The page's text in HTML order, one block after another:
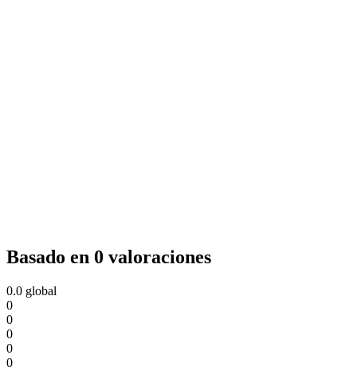
Basado en 0 valoraciones
0.0 global
0
0
0
0
0